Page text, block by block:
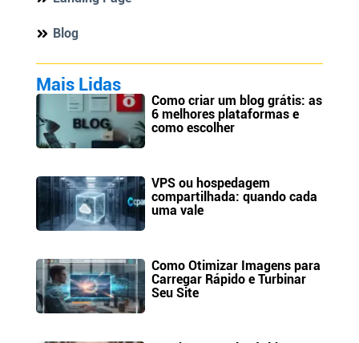
Blog
Mais Lidas
Como criar um blog grátis: as
6 melhores plataformas e
como escolher
VPS ou hospedagem
compartilhada: quando cada
uma vale
Como Otimizar Imagens para
Carregar Rápido e Turbinar
Seu Site